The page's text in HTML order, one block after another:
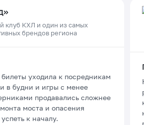
клуб КХЛ и один из самых
брендов региона
уходила к посредникам
в будни и игры с менее
продавались сложнее
моста и опасения
к началу.